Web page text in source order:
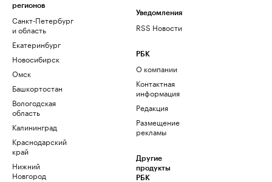
регионов
Санкт-Петербург
и область
Екатеринбург
Новосибирск
Омск
Башкортостан
Вологодская
область
Калининград
Краснодарский
край
Нижний
Новгород
Уведомления
RSS Новости
РБК
О компании
Контактная
информация
Редакция
Размещение
рекламы
Другие
продукты
РБК